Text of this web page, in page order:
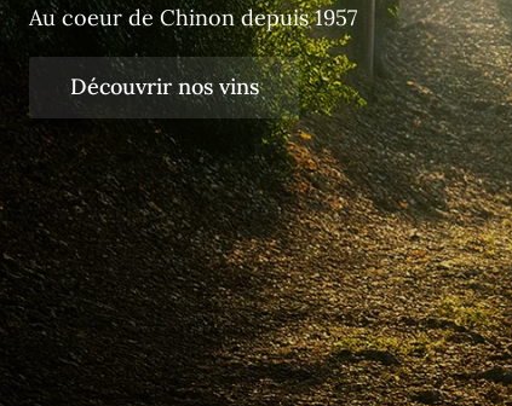
Au coeur de Chinon depuis 1957
Découvrir nos vins